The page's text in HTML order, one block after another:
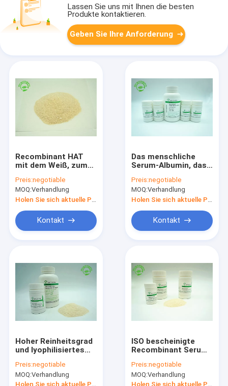
Lassen Sie uns mit Ihnen die besten
Produkte kontaktieren.
Geben Sie Ihre Anforderung
Recombinant HAT
mit dem Weiß, zum
lyophilisierten
Pulvers zu
beleuchten HAT
hohen Reinheitsgrad
Preis:negotiable
MOQ:Verhandlung
Kontakt
Das menschliche
Serum-Albumin, das
HAT ist strukturell
und biochemisch
gleichwertig mit
pHSA
Preis:negotiable
MOQ:Verhandlung
Kontakt
Hoher Reinheitsgrad
und lyophilisiertes
menschliches
Serum-Albumin HAT
Preis:negotiable
MOQ:Verhandlung
Holen Sie sich aktuelle Preis
ISO bescheinigte
Recombinant Serum-
abgeleitet vom Reis
hat hohen
Preis:negotiable
MOQ:Verhandlung
Holen Sie sich aktuelle Preis